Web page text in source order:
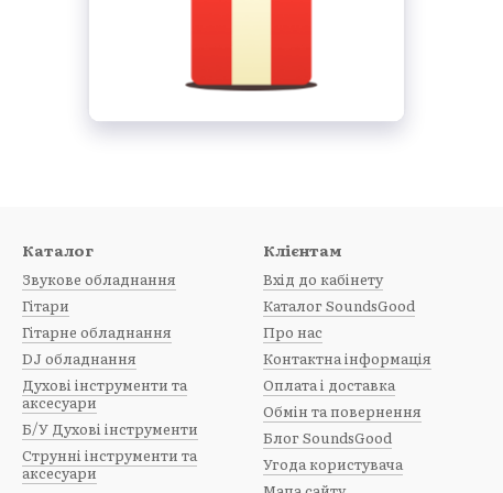
при замовленні від 4000 грн
Каталог
Звукове обладнання
Гітари
Гітарне обладнання
DJ обладнання
Духові інструменти та
аксесуари
Б/У Духові інструменти
Струнні інструменти та
аксесуари
Клієнтам
Вхід до кабінету
Каталог SoundsGood
Про нас
Контактна інформація
Оплата і доставка
Обмін та повернення
Блог SoundsGood
Угода користувача